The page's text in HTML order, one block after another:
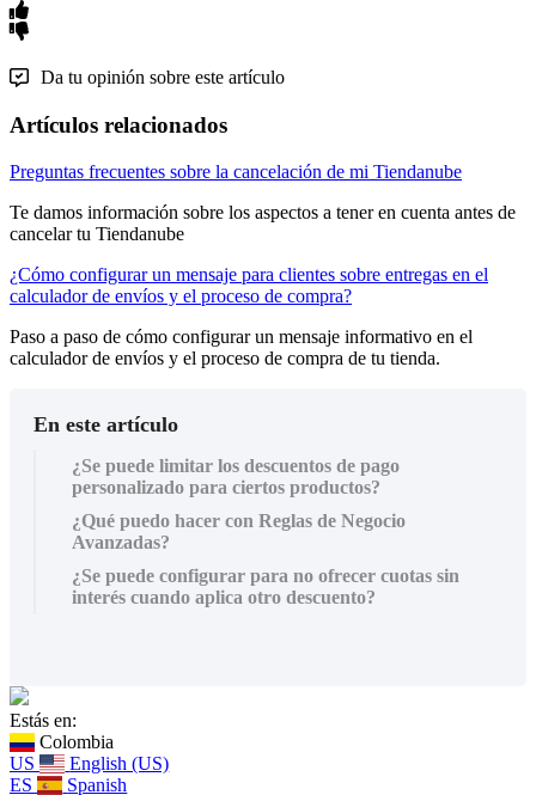
Da tu opinión sobre este artículo
Artículos relacionados
Preguntas frecuentes sobre la cancelación de mi Tiendanube
Te damos información sobre los aspectos a tener en cuenta antes de
cancelar tu Tiendanube
¿Cómo configurar un mensaje para clientes sobre entregas en el
calculador de envíos y el proceso de compra?
Paso a paso de cómo configurar un mensaje informativo en el
calculador de envíos y el proceso de compra de tu tienda.
En este artículo
¿Se puede limitar los descuentos de pago
personalizado para ciertos productos?
¿Qué puedo hacer con Reglas de Negocio
Avanzadas?
¿Se puede configurar para no ofrecer cuotas sin
interés cuando aplica otro descuento?
Estás en:
Colombia
US
English (US)
ES
Spanish